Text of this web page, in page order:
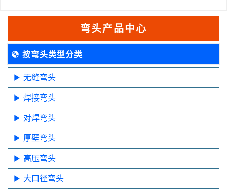
弯头产品中心
按弯头类型分类
无缝弯头
焊接弯头
对焊弯头
厚壁弯头
高压弯头
大口径弯头